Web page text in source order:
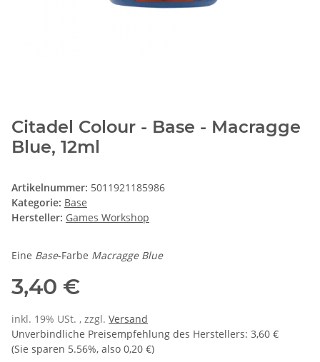
Citadel Colour - Base - Macragge
Blue, 12ml
Artikelnummer: 5011921185986
Kategorie: Base
Hersteller: Games Workshop
Eine Base-Farbe Macragge Blue
3,40 €
inkl. 19% USt. , zzgl. Versand
Unverbindliche Preisempfehlung des Herstellers: 3,60 €
(Sie sparen 5.56%, also 0,20 €)